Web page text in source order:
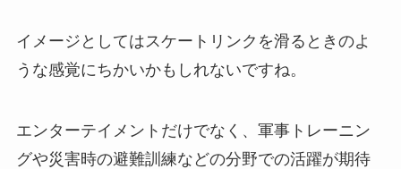
イメージとしてはスケートリンクを滑るときのよ
うな感覚にちかいかもしれないですね。
エンターテイメントだけでなく、軍事トレーニン
グや災害時の避難訓練などの分野での活躍が期待